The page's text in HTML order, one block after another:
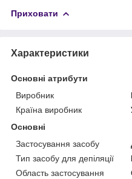
Приховати
Характеристики
Основні атрибути
Виробник
Країна виробник
Основні
Застосування засобу
Тип засобу для депіляції
Область застосування